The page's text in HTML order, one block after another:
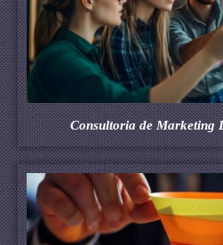
Consultoria de Marketing